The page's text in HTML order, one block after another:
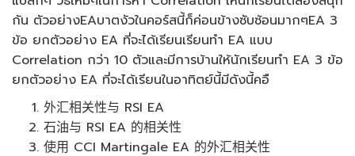
กัน ตัวอย่างEAบาตงัวในคอร์สนี้ก็ค่อนข้างซับซ้อนมากๆEA 3
ข้อ ยกตัวอย่าง EA ที่จะได้เรียนเรียนทำ EA แบบ
Correlation กว่า 10 ตัวและมีการบ้านให้นักเรียนทำ EA 3 ข้อ
ยกตัวอย่าง EA ที่จะได้เรียนในอาทิตย์นี้มีดังนี้คอื
外汇相关性与 RSI EA
石油与 RSI EA 的相关性
使用 CCI Martingale EA 的外汇相关性